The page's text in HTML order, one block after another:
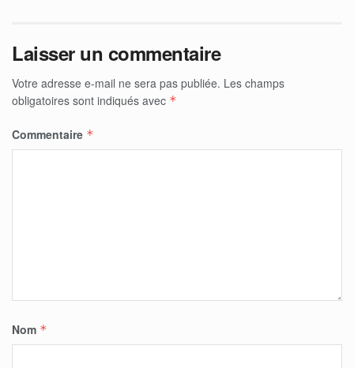
Laisser un commentaire
Votre adresse e-mail ne sera pas publiée. Les champs
obligatoires sont indiqués avec *
Commentaire *
Nom *